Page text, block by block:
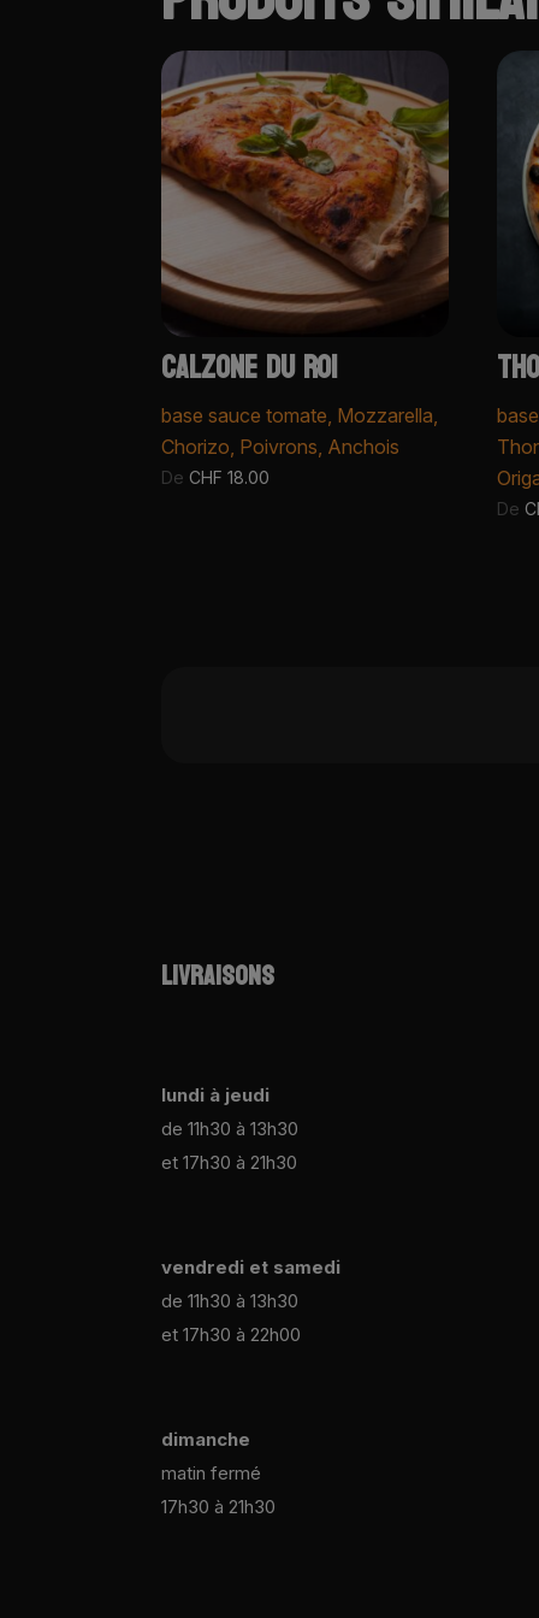
CALZONE DU ROI
base sauce tomate, Mozzarella,
Chorizo, Poivrons, Anchois
De CHF 18.00
De
LIVRAISONS
lundi à jeudi
de 11h30 à 13h30
et 17h30 à 21h30
vendredi et samedi
de 11h30 à 13h30
et 17h30 à 22h00
dimanche
matin fermé
17h30 à 21h30